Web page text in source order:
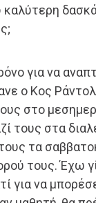
για να
ο Κος
στο
τους στα
τα
τους. Έχω
για να